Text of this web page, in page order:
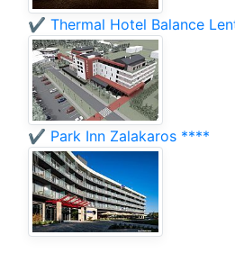
✔️ Thermal Hotel Balance
✔️ Park Inn Zalakaros ****